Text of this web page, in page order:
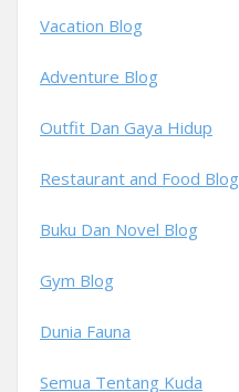
Vacation Blog
Adventure Blog
Outfit Dan Gaya Hidup
Restaurant and Food Blog
Buku Dan Novel Blog
Gym Blog
Dunia Fauna
Semua Tentang Kuda